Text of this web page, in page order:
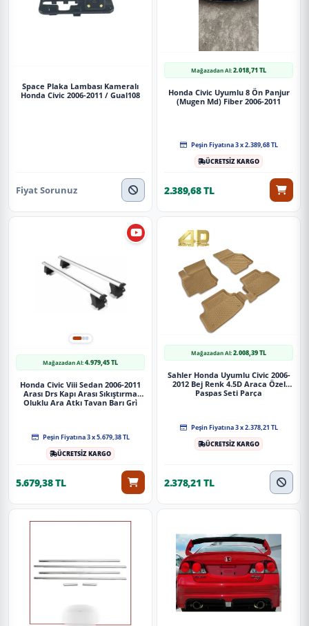
Space Plaka Lambası Kameralı
Honda Civic 2006-2011 / Gual108
Fiyat Sorunuz
Mağazadan Al:2.018,71 TL
Honda Civic Uyumlu 8 Ön Panjur
(Mugen Md) Fiber 2006-2011
Peşin Fiyatına 3 x 2.389,68 TL
ÜCRETSİZ KARGO
2.389,68 TL
Mağazadan Al:4.979,45 TL
Honda Civic Viii Sedan 2006-2011
Arası Drs Kapı Arası Sıkıştırma
Oluklu Ara Atkı Tavan Barı Gri̇
Peşin Fiyatına 3 x 5.679,38 TL
ÜCRETSİZ KARGO
5.679,38 TL
Mağazadan Al:2.008,39 TL
Sahler Honda Uyumlu Civic 2006-
2012 Bej Renk 4.5D Araca Özel
Paspas Seti Parça
Peşin Fiyatına 3 x 2.378,21 TL
ÜCRETSİZ KARGO
2.378,21 TL